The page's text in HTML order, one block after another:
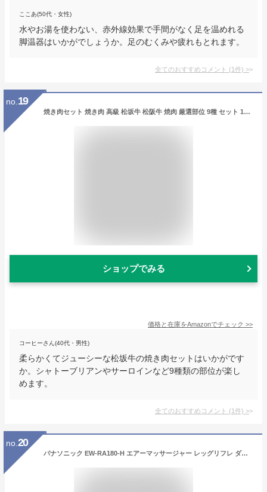
ここあ(50代・女性)
水やお湯を使わない、赤外線効果で手間がなく足を温めれる
脚温器はいかがでしょうか。足のむくみや疲れもとれます。
全てのおすすめコメント (1件) >
no. 19
焼き肉セット 焼き肉 高級 松坂牛 松阪牛 焼肉 厳選部位 9種 セット 1kg 桐箱入り お歳暮 御歳暮 ギフト プレゼント 国産 和牛 牛肉 焼肉セット 田中精肉店 (桐箱入り 厳選9種セット)
ショップでみる
価格と在庫をAmazonでチェック >>
コーヒーさん(40代・男性)
柔らかくてジューシーな松坂牛の焼き肉セットはいかがです
か。シャトーブリアンやサーロインなど9種類の部位が楽し
めます。
全てのおすすめコメント (1件) >
no. 20
パナソニック EW-RA180-H エアーマッサージャー レッグリフレ ダークグレー